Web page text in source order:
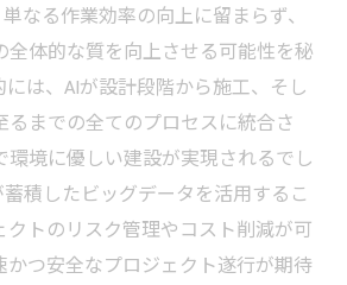
なる作業効率の向上に留まらず、
体的な質を向上させる可能性を秘
は、AIが設計段階から施工、そし
までの全てのプロセスに統合さ
境に優しい建設が実現されるでし
積したビッグデータを活用するこ
クトのリスク管理やコスト削減が可
つ安全なプロジェクト遂行が期待